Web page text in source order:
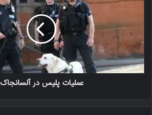
عملیات پلیس در آلسانجاک